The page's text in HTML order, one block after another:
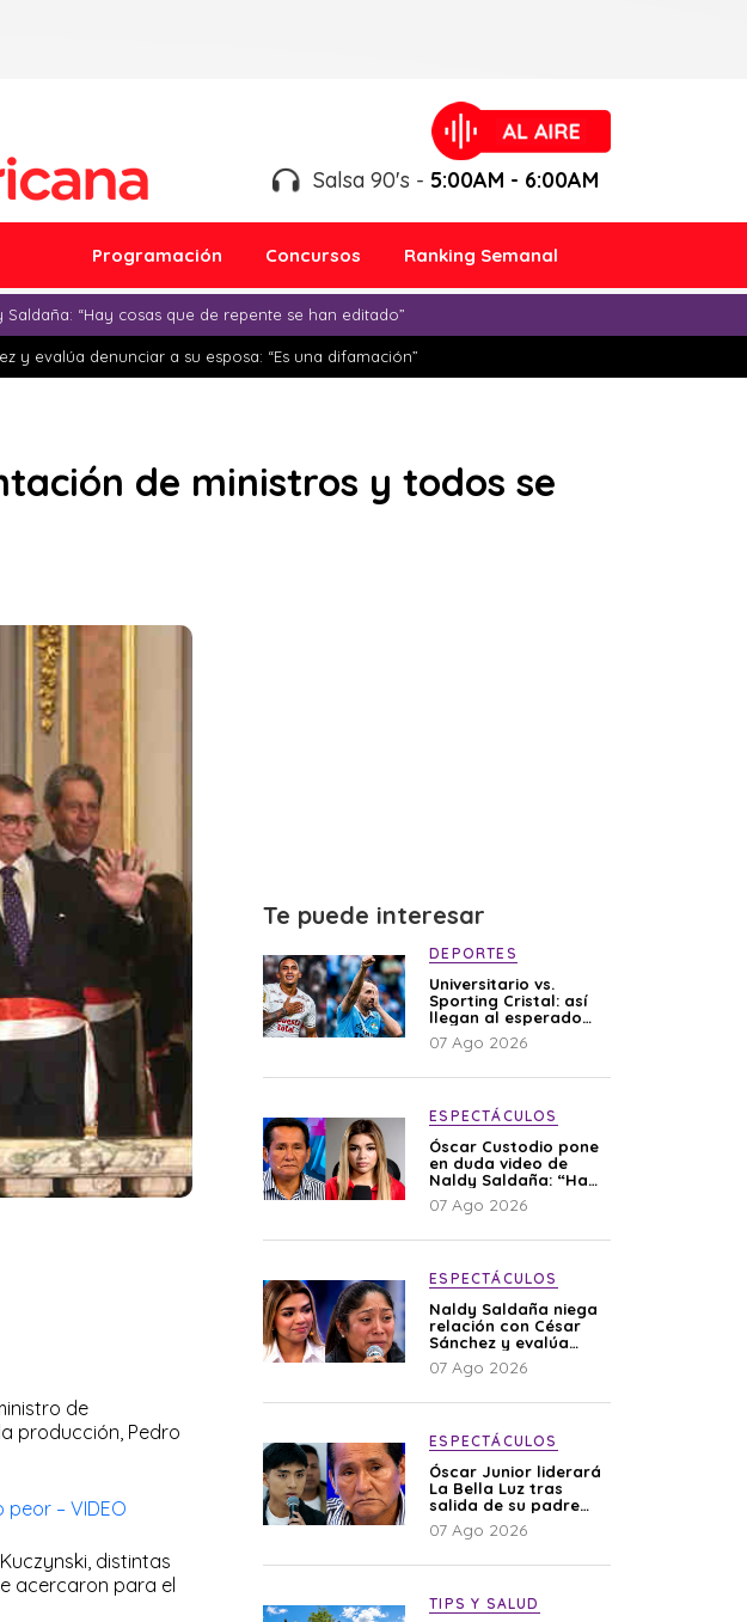
Salsa 90's - 5:00AM - 6:00AM
Programación Concursos Ranking Semanal
“Hay cosas que de repente se han editado”
y evalúa denunciar a su esposa: “Es una difamación”
de ministros y todos se
de
producción, Pedro
– VIDEO
distintas
acercaron para el
Te puede interesar
DEPORTES
Universitario vs.
Sporting Cristal: así
llegan al esperado
duelo
07 Ago 2026
ESPECTÁCULOS
Óscar Custodio pone
en duda video de
Naldy Saldaña: “Hay
cosas que de repente
se han editado”
07 Ago 2026
ESPECTÁCULOS
Naldy Saldaña niega
relación con César
Sánchez y evalúa
denunciar a su
esposa: “Es una
07 Ago 2026
ESPECTÁCULOS
Óscar Junior liderará
La Bella Luz tras
salida de su padre
por polémica con
Naldy Saldaña
07 Ago 2026
TIPS Y SALUD